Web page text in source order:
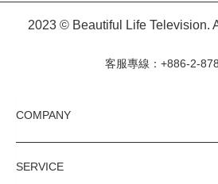
2023 © Beautiful Life Television.
客服專線：+886-2-
COMPANY
SERVICE